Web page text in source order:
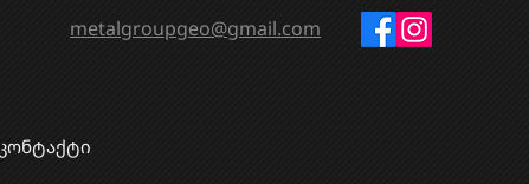
კონტაქტი
metalgroupgeo@gmail.com